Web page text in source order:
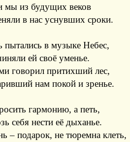
мы из будущих веков
в нас уснувших сроки.
пытались в музыке Небес,
ей своё уменье.
говорил притихший лес,
нам покой и зренье.
гармонию, а петь,
себя нести её дыханье.
– подарок, не тюремна клеть,